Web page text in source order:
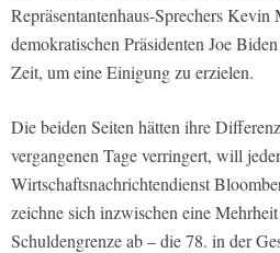
Repräsentantenhaus-Sprechers Kevin
demokratischen Präsidenten Joe
Zeit, um eine Einigung zu erzielen.
Die beiden Seiten hätten ihre
vergangenen Tage verringert, will
Wirtschaftsnachrichtendienst
zeichne sich inzwischen eine
Schuldengrenze ab – die 78. in der